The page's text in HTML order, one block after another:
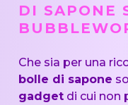
DI SAPONE
Che sia per una
bolle di sapone
gadgetdi cui non